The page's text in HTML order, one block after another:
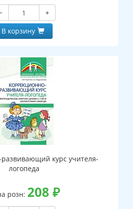
+
В корзину
курс учителя-
логопеда
розн: 208 ₽